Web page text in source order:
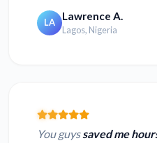
LA Lawrence A.
Lagos, Nigeria
You guyssaved me